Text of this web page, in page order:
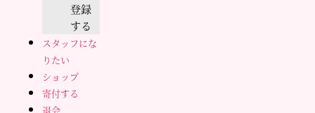
登録
する
スタッフにな
りたい
ショップ
寄付する
退会